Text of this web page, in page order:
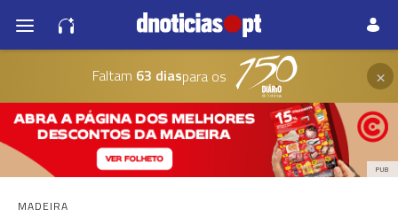
Faltam 63 diaspara os ×
PUB
MADEIRA